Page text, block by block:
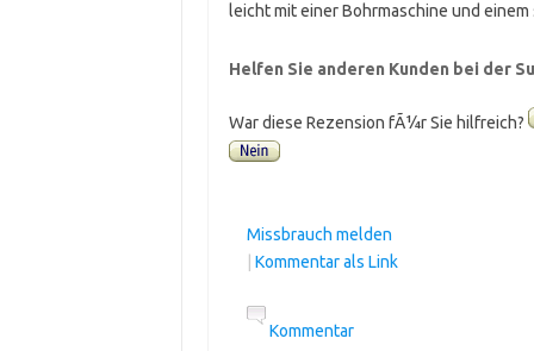
leicht mit einer Bohrmaschine und
Helfen Sie anderen Kunden bei der
War diese Rezension fÃ¼r Sie hilfreich?
Missbrauch melden
Kommentar als Link
Kommentar